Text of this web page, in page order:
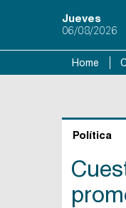
Jueves
06/08/2026
Home
Política